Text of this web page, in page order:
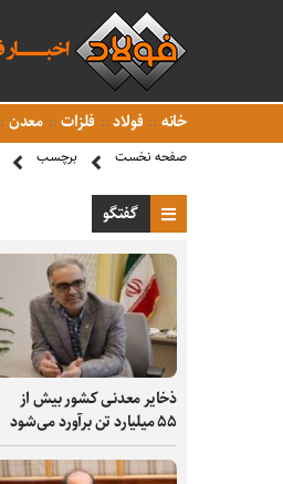
خانه فولاد فلزات معدن
صفحه نخست برچسب
گفتگو
ذخایر معدنی کشور بیش از
۵۵ میلیارد تن برآورد می‌شود